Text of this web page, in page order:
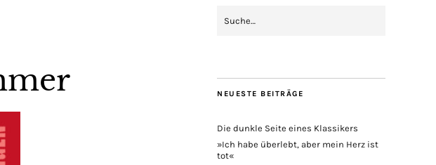
NEUESTE BEITRÄGE
Die dunkle Seite eines Klassikers
»Ich habe überlebt, aber mein Herz ist
tot«